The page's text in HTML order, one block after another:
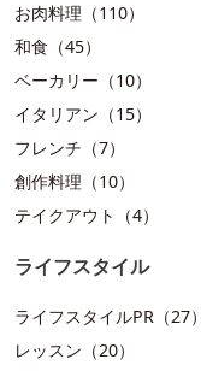
お肉料理（110）
和食（45）
ベーカリー（10）
イタリアン（15）
フレンチ（7）
創作料理（10）
テイクアウト（4）
ライフスタイル
ライフスタイルPR（27）
レッスン（20）